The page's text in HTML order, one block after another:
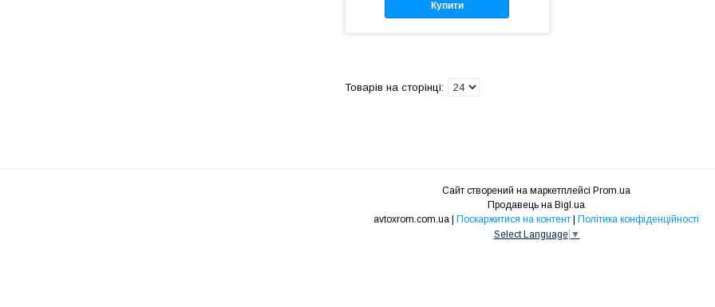
Купити
Сайт створений на маркетплейсі Prom.ua
Продавець на Bigl.ua
Поскаржитися на контент
Політика конфіденційності
Select Language ▼